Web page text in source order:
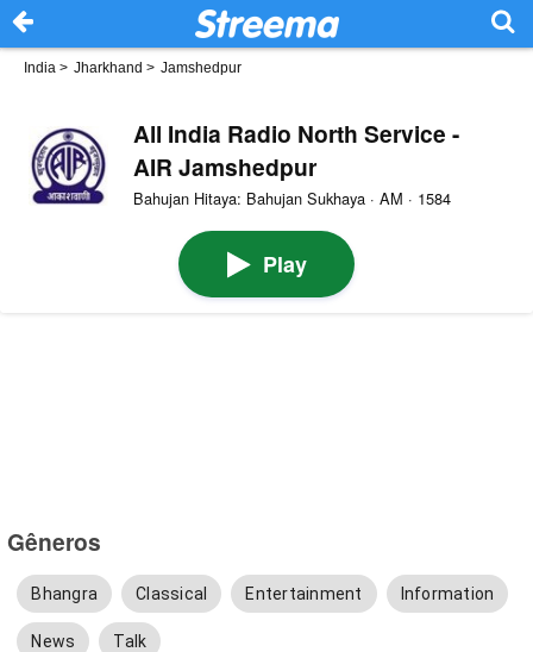
India > Jharkhand > Jamshedpur
All India Radio North Service -
AIR Jamshedpur
Bahujan Hitaya: Bahujan Sukhaya · AM · 1584
Play
Gêneros
Bhangra Classical Entertainment Information
News Talk